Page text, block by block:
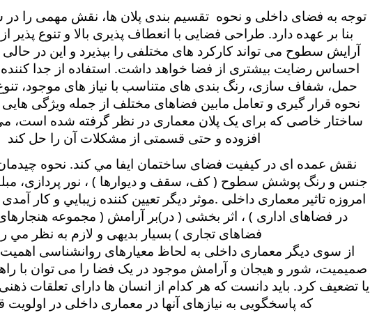
توجه به فضای داخلی و نحوه تقسیم بندی پلان ها، نقش مهمی را در
بنا بر عهده دارد. طراحی فضایی با انعطاف پذیری بالا و تنوع پذیر
آرایش سطوح می تواند کارکرد های مختلفی را بپذیرد و این در
احساس رضایت بیشتری از فضا خواهد داشت. استفاده از جدا
حمل، شفاف سازی، رنگ بندی های متناسب با نیاز های موجود،
نحوه قرار گیری و تعامل مابین فضاهای مختلف از جمله ویژگی هایی
ساختار خاصی که برای یک پلان معماری در نظر گرفته شده است، می
افزوده و حتی قسمتی از مشکلات آن را حل کند
نقش عمده ای در كيفيت فضای ساختمان ايفا مي كند. نحوه
جنس و رنگ پوشش سطوح ( كف، سقف و ديوارها ) ، نور پردازی،
موثر ديگر تعيين كننده زيبايي و كار. امروزه تاثير معماری داخلی
بر آرامش ( مجموعه( در فضاهای اداری ) ، اثر بخشی ( در
فضاهای تجاری ) بسيار بديهی و لازم به نظر
از سوی دیگر معماری داخلی به لحاظ معیارهای روانشناسی اهمیت
صمیمیت، شور و هیجان و آرامش موجود در یک فضا را می توان با
یا تضعیف کرد. باید دانست که هر کدام از انسان ها دارای تعلقات
که پاسخگویی به نیازهای آنها در معماری داخلی در اولویت